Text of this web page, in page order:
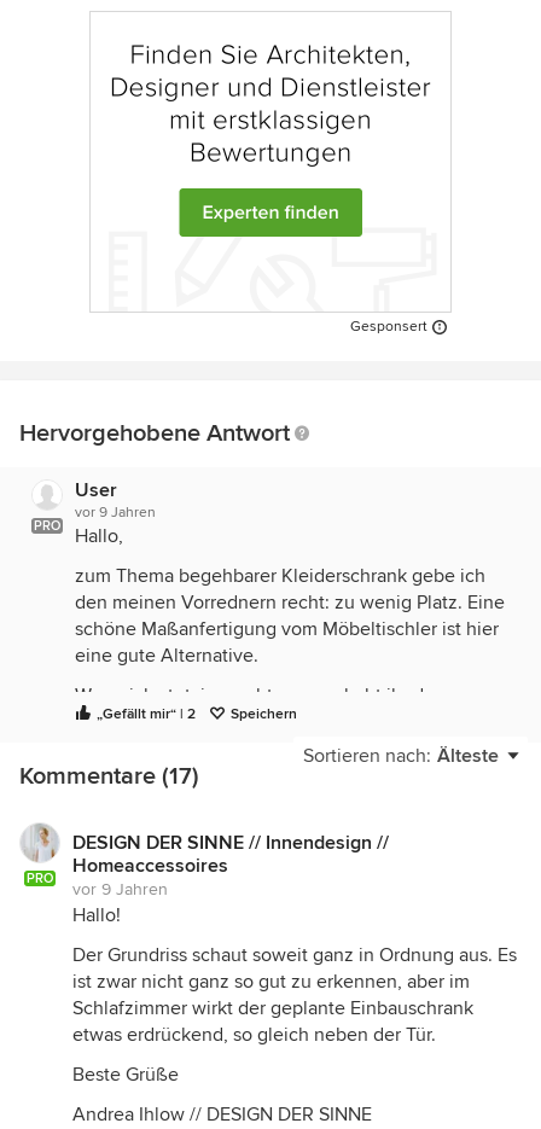
Gesponsert
Hervorgehobene Antwort
PRO
User
vor 9 Jahren
Hallo,
zum Thema begehbarer Kleiderschrank gebe ich
den meinen Vorrednern recht: zu wenig Platz. Eine
schöne Maßanfertigung vom Möbeltischler ist hier
eine gute Alternative.
Was mich stutzig macht: warum habt ihr das
Schlafzimmer genau zwischen den Kinderzimmern
geplant? Ich würde das OG teilen, und zwar eine
Seite Kinderzimmer, andere Seite Schlafzimmer
Ostseite und Badezimmer zur Westseite
ausgerichtet werden. Hier geht es um den
Lichteinfall in den Räumen, wobei die
ebenso wie der Wohnbereich im EG, welcher
immer nach Süd/West ausgerichtet ist.
Außerdem scheinen mir die Kinderzimmer recht
nachdenken, ein paar qm vom Schlafzimmer
zugunsten der Kinderzimmer abzuziehen.
„Gefällt mir“ | 2 Speichern
Sortieren nach: Älteste
Kommentare (17)
PRO
DESIGN DER SINNE // Innendesign //
Homeaccessoires
vor 9 Jahren
Hallo!
Der Grundriss schaut soweit ganz in Ordnung aus. Es
ist zwar nicht ganz so gut zu erkennen, aber im
Schlafzimmer wirkt der geplante Einbauschrank
etwas erdrückend, so gleich neben der Tür.
Beste Grüße
Andrea Ihlow // DESIGN DER SINNE